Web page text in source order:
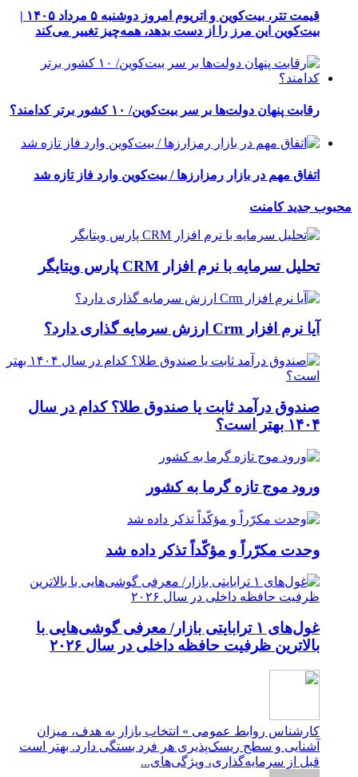
قیمت تتر، بیت‌کوین و اتریوم امروز دوشنبه ۵ مرداد ۱۴۰۵ |
بیت‌کوین این مرز را از دست بدهد، همه‌چیز تغییر می‌کند
رقابت پنهان دولت‌ها بر سر بیت‌کوین/ ۱۰ کشور برتر کدامند؟
اتفاق مهم در بازار رمزارزها / بیت‌کوین وارد فاز تازه شد
محبوب جدیدکامنت
تحلیل سرمایه با نرم افزار CRM پارس ویتایگر
آیا نرم افزار Crm ارزش سرمایه گذاری دارد؟
صندوق درآمد ثابت یا صندوق طلا؟ کدام در سال
۱۴۰۴ بهتر است؟
ورود موج تازه گرما به کشور
وحدت مکرّراً و مؤکّداً تذکر داده شد
غول‌های ۱ ترابایتی بازار/ معرفی گوشی‌هایی با
بالاترین ظرفیت حافظه داخلی در سال ۲۰۲۶
کارشناس روابط عمومی » انتخاب بازار به هدف، میزان
آشنایی و سطح ریسک‌پذیری هر فرد بستگی دارد. بهتر است
قبل از سرمایه‌گذاری، ویژگی‌های...